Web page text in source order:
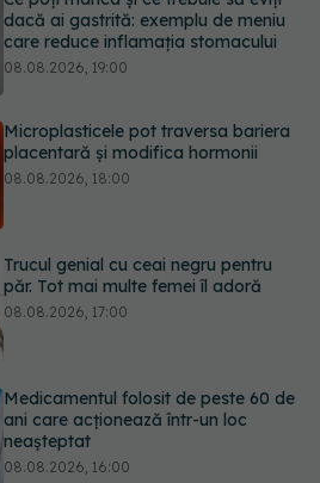
Microplasticele pot traversa bariera
placentară și modifica hormonii
Trucul genial cu ceai negru pentru
Medicamentul folosit de peste 60 de
Transpirații nocturne: semnul ignorat
care poate ascunde probleme